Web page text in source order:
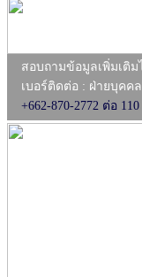
สอบถามข้อมูลเพิ่มเติม
เบอร์ติดต่อ : ฝ่ายบุคคล
+662-870-2772 ต่อ 110